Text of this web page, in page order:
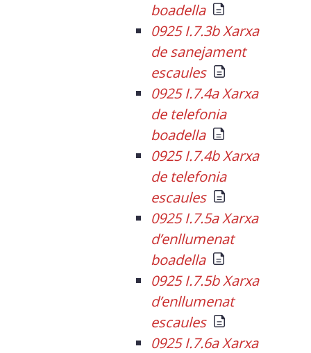
boadella
0925 I.7.3b Xarxa
de sanejament
escaules
0925 I.7.4a Xarxa
de telefonia
boadella
0925 I.7.4b Xarxa
de telefonia
escaules
0925 I.7.5a Xarxa
d’enllumenat
boadella
0925 I.7.5b Xarxa
d’enllumenat
escaules
0925 I.7.6a Xarxa